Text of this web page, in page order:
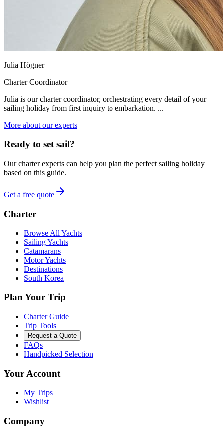
Julia Högner
Charter Coordinator
Julia is our charter coordinator, orchestrating every detail of your
sailing holiday from first inquiry to embarkation. ...
More about our experts
Ready to set sail?
Our charter experts can help you plan the perfect sailing holiday
based on this guide.
Get a free quote
Charter
Browse All Yachts
Sailing Yachts
Catamarans
Motor Yachts
Destinations
South Korea
Plan Your Trip
Charter Guide
Trip Tools
Request a Quote
FAQs
Handpicked Selection
Your Account
My Trips
Wishlist
Company